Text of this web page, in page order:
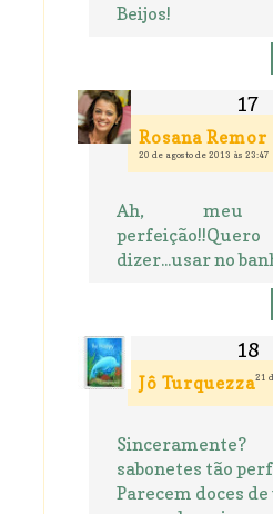
Beijos!
Rosana Remor
20 de agosto de 2013 às 23:47
Ah, meu
dizer...usar no
Jô Turquezza21
sabonetes tão
Parecem doces de